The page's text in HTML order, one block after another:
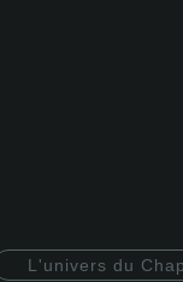
L'univers du